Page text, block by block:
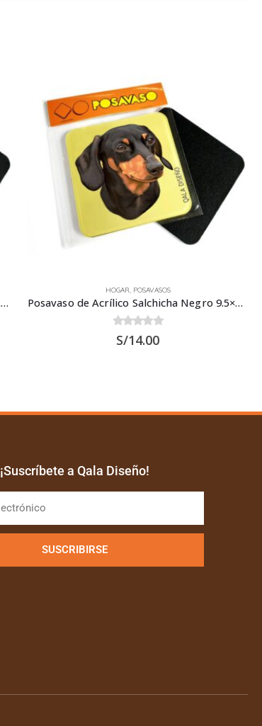
Posavaso de Acrílico Pug Carlino Negro 9.5×9.5 cms
HOGAR, POSAVASOS
Posavaso de Acrílico Salchicha Negro 9.5×9.5 cms
out of 5
S/14.00
¡Suscríbete a Qala Diseño!
SUSCRIBIRSE